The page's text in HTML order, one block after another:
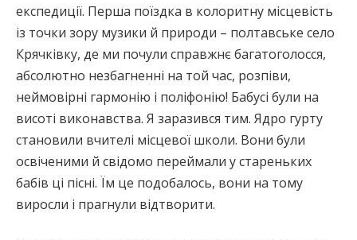
експедиції. Перша поїздка в колоритну місцевість
із точки зору музики й природи – полтавське село
Крячківку, де ми почули справжнє багатоголосся,
абсолютно незбагненні на той час, розпіви,
неймовірні гармонію і поліфонію! Бабусі були на
висоті виконавства. Я заразився тим. Ядро гурту
становили вчителі місцевої школи. Вони були
освіченими й свідомо переймали у стареньких
бабів ці пісні. Їм це подобалось, вони на тому
виросли і прагнули відтворити.